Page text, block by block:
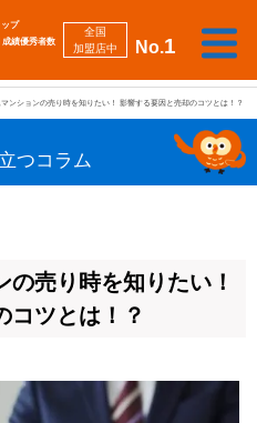
No.1
全国
加盟店中
プ
成績優秀者数
採
用
情
自動
査定
マンションの売り時を知りたい！ 影響する要因と売却のコツとは！？
つコラム
売り時を知りたい！
コツとは！？